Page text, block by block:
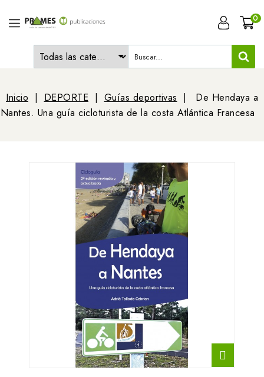
0
Inicio DEPORTE Guías deportivas
De Hendaya a
Nantes. Una guía cicloturista de la costa Atlántica Francesa